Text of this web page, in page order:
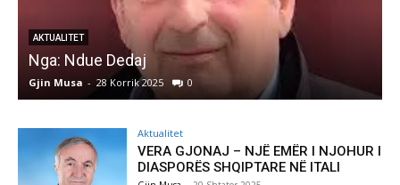
AKTUALITET
Nga: Ndue Dedaj
Gjin Musa - 28 Korrik 2025 0
Aktualitet
VERA GJONAJ – NJË EMËR I NJOHUR I
DIASPORËS SHQIPTARE NË ITALI